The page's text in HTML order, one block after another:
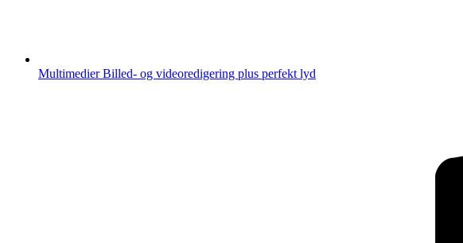
MultimedierBilled- og videoredigering plus perfekt lyd